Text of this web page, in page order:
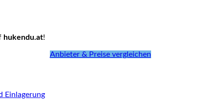
hukendu.at!
Anbieter & Preise vergleichen
Einlagerung